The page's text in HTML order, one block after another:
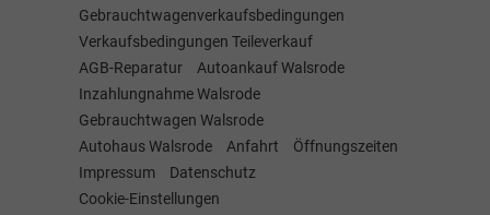
Gebrauchtwagenverkaufsbedingungen
Verkaufsbedingungen Teileverkauf
AGB-Reparatur
Autoankauf Walsrode
Inzahlungnahme Walsrode
Gebrauchtwagen Walsrode
Autohaus Walsrode
Anfahrt
Öffnungszeiten
Impressum
Datenschutz
Cookie-Einstellungen